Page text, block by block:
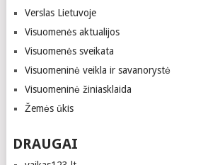
Verslas Lietuvoje
Visuomenės aktualijos
Visuomenės sveikata
Visuomeninė veikla ir savanorystė
Visuomeninė žiniasklaida
Žemės ūkis
DRAUGAI